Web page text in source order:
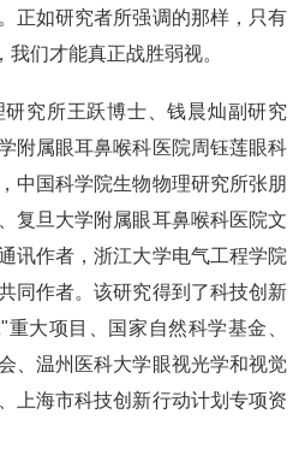
正如研究者所强调的那样，只有
们才能真正战胜弱视。
究所王跃博士、钱晨灿副研究
附属眼耳鼻喉科医院周钰莲眼科
中国科学院生物物理研究所张朋
复旦大学附属眼耳鼻喉科医院文
讯作者，浙江大学电气工程学院
同作者。该研究得到了科技创新
大项目、国家自然科学基金、
、温州医科大学眼视光学和视觉
上海市科技创新行动计划专项资